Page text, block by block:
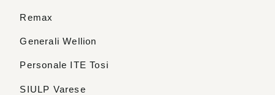
Remax
Generali Wellion
Personale ITE Tosi
SIULP Varese